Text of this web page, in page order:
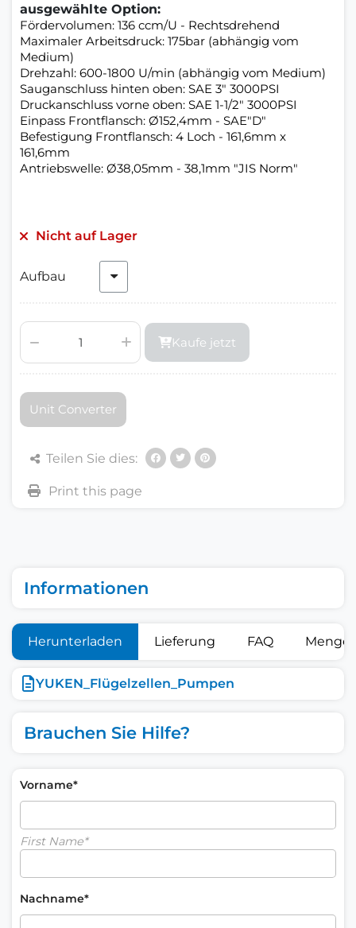
ausgewählte Option:
Fördervolumen: 136 ccm/U - Rechtsdrehend
Maximaler Arbeitsdruck: 175bar (abhängig vom
Medium)
Drehzahl: 600-1800 U/min (abhängig vom Medium)
Sauganschluss hinten oben: SAE 3" 3000PSI
Druckanschluss vorne oben: SAE 1-1/2" 3000PSI
Einpass Frontflansch: Ø152,4mm - SAE"D"
Befestigung Frontflansch: 4 Loch - 161,6mm x
161,6mm
Antriebswelle: Ø38,05mm - 38,1mm "JIS Norm"
Nicht auf Lager
Aufbau
Kaufe jetzt
Unit Converter
Teilen Sie dies:
Informationen
Herunterladen Lieferung FAQ
YUKEN_Flügelzellen_Pumpen
Brauchen Sie Hilfe?
Vorname*
First Name*
Nachname*